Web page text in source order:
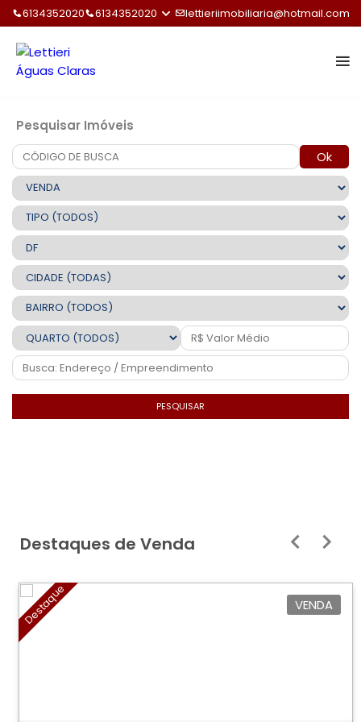
6134352020 6134352020 lettieriimobiliaria@hotmail.com
Pesquisar Imóveis
Ok
PESQUISAR
Destaques de Venda
Destaque VENDA